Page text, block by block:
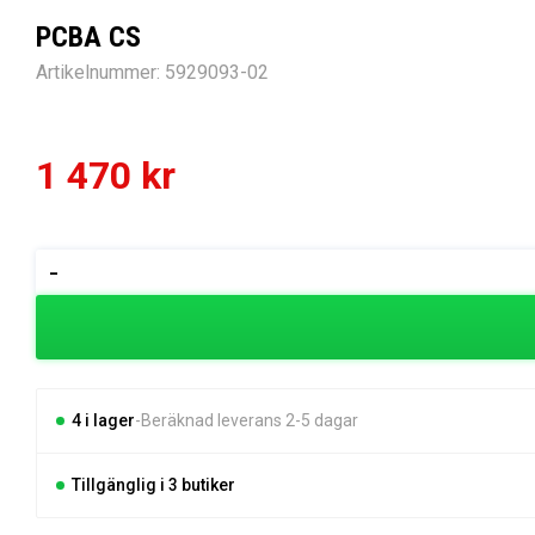
PCBA CS
Artikelnummer: 5929093-02
1 470 kr
-
CS
4 i lager Beräknad leverans 2-5 dagar
Tillgänglig i 3 butiker